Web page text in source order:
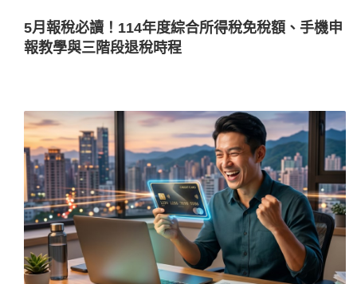
5月報稅必讀！114年度綜合所得稅免稅額、手機申
報教學與三階段退稅時程